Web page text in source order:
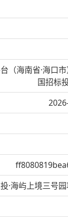
（海南省·海口
国招标
·海屿上境三号